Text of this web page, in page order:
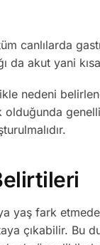
canlılarda
da akut yani
nedeni
yaş fark
çıkabilir. Bu